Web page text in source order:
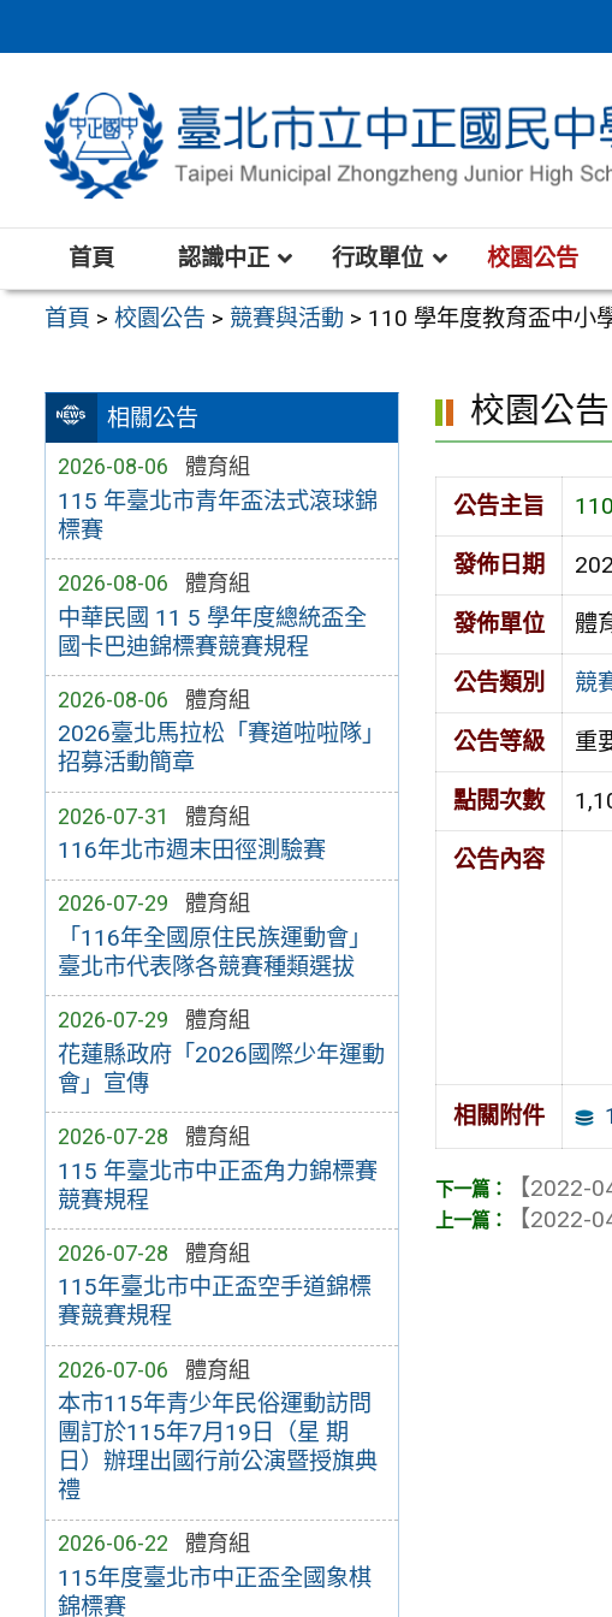
至
區
首頁 認識中正 行政單位 校園公告
首頁 >校園公告 > 競賽與活動 > 110 學年度教育盃中小
相關公告
2026-08-06 體育組
115 年臺北市青年盃法式滾球錦
標賽
2026-08-06 體育組
中華民國 11 5 學年度總統盃全
國卡巴迪錦標賽競賽規程
2026-08-06 體育組
2026臺北馬拉松「賽道啦啦隊」
招募活動簡章
2026-07-31 體育組
116年北市週末田徑測驗賽
2026-07-29 體育組
「116年全國原住民族運動會」
臺北市代表隊各競賽種類選拔
2026-07-29 體育組
花蓮縣政府「2026國際少年運動
會」宣傳
2026-07-28 體育組
115 年臺北市中正盃角力錦標賽
競賽規程
2026-07-28 體育組
115年臺北市中正盃空手道錦標
賽競賽規程
2026-07-06 體育組
本市115年青少年民俗運動訪問
團訂於115年7月19日（星 期
日）辦理出國行前公演暨授旗典
禮
2026-06-22 體育組
115年度臺北市中正盃全國象棋
錦標賽
校園公告
公告主旨
發佈日期
發佈單位 體
公告類別 競
公告等級 重
點閱次數
公告內容
相關附件
【2022-
【2022-